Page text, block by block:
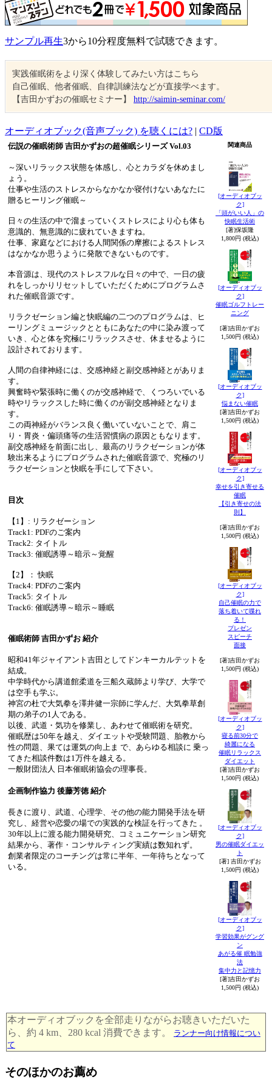
サンプル再生3から10分程度無料で試聴できます。
実践催眠術をより深く体験してみたい方はこちら
自己催眠、他者催眠、自律訓練法などが直接学べます。
【吉田かずおの催眠セミナー】 http://saimin-seminar.com/
オーディオブック(音声ブック) を聴くには? | CD版
伝説の催眠術師 吉田かずおの超催眠シリーズ Vol.03
～深いリラックス状態を体感し、心とカラダを休めまし
ょう。
仕事や生活のストレスからなかなか寝付けないあなたに
贈るヒーリング催眠～
日々の生活の中で溜まっていくストレスにより心も体も
意識的、無意識的に疲れていきますね。
仕事、家庭などにおける人間関係の摩擦によるストレス
はなかなか思うように発散できないものです。
本音源は、現代のストレスフルな日々の中で、一日の疲
れをしっかりリセットしていただくためにプログラムさ
れた催眠音源です。
リラクゼーション編と快眠編の二つのプログラムは、ヒ
ーリングミュージックとともにあなたの中に染み渡って
いき、心と体を究極にリラックスさせ、休ませるように
設計されております。
人間の自律神経には、交感神経と副交感神経とがありま
す。
興奮時や緊張時に働くのが交感神経で、くつろいでいる
時やリラックスした時に働くのが副交感神経となりま
す。
この両神経がバランス良く働いていないことで、肩こ
り・胃炎・偏頭痛等の生活習慣病の原因ともなります。
副交感神経を前面に出し、最高のリラクゼーションが体
験出来るようにプログラムされた催眠音源で、究極のリ
ラクゼーションと快眠を手にして下さい。
目次
【1】: リラクゼーション
Track1: PDFのご案内
Track2: タイトル
Track3: 催眠誘導～暗示～覚醒
【2】： 快眠
Track4: PDFのご案内
Track5: タイトル
Track6: 催眠誘導～暗示～睡眠
催眠術師 吉田かずお 紹介
昭和41年ジャイアント吉田としてドンキーカルテットを
結成。
中学時代から講道館柔道を三船久蔵師より学び、大学で
は空手も学ぶ。
神宮の杜で大気拳を澤井健一宗師に学んだ、大気拳草創
期の弟子の1人である。
以後、武道・気功を修業し、あわせて催眠術を研究。
催眠歴は50年を越え、ダイエットや受験問題、胎教から
性の問題、果ては運気の向上ま で、あらゆる相談に 乗っ
てきた相談件数は1万件を越える。
一般財団法人 日本催眠術協会の理事長。
企画制作協力 後藤芳徳 紹介
長きに渡り、武道、心理学、その他の能力開発手法を研
究し、経営や恋愛の場での実践的な検証を行ってきた 。
30年以上に渡る能力開発研究、コミュニケーション研究
結果から、著作・コンサルティング実績は数知れず。
創業者限定のコーチングは常に半年、一年待ちとなって
いる。
関連商品
[オーディオブッ
ク]
「頭がいい人」の
快眠生活術
[著]保坂隆
1,800円 (税込)
[オーディオブッ
ク]
催眠ゴルフトレー
ニング
[著]吉田かずお
1,500円 (税込)
[オーディオブッ
ク]
悩まない催眠
[著]吉田かずお
1,500円 (税込)
[オーディオブッ
ク]
幸せを引き寄せる
催眠
【引き寄せの法
則】
[著]吉田かずお
1,500円 (税込)
[オーディオブッ
ク]
自己催眠の力で
落ち着いて喋れ
る！
プレゼン
スピーチ
面接
[著]吉田かずお
1,500円 (税込)
[オーディオブッ
ク]
寝る前30分で
綺麗になる
催眠リラックス
ダイエット
[著]吉田かずお
1,500円 (税込)
[オーディオブッ
ク]
男の催眠ダイエッ
ト
[著] 吉田かずお
1,500円 (税込)
[オーディオブッ
ク]
学習効果がグング
ン
あがる催 眠勉強
法
集中力と記憶力
[著]吉田かずお
1,500円 (税込)
本オーディオブックを全部走りながらお聴きいただいた
ら、約 4 km、280 kcal 消費できます。
ランナー向け情報につい
て
そのほかのお薦め